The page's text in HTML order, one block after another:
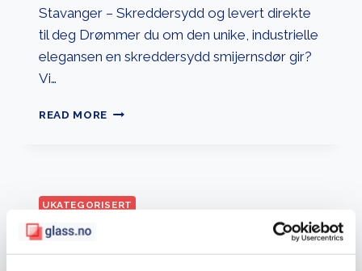
Stavanger – Skreddersydd og levert direkte
til deg Drømmer du om den unike, industrielle
elegansen en skreddersydd smijernsdør gir?
Vi…
READ MORE SMIJERNSDØR
UKATEGORISERT
Smijernsdør Pris